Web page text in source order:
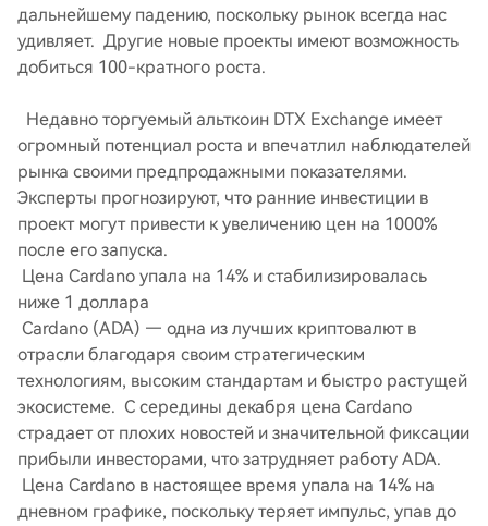
дальнейшему падению, поскольку рынок всегда нас
удивляет. Другие новые проекты имеют возможность
добиться 100-кратного роста.
Недавно торгуемый альткоин DTX Exchange имеет
огромный потенциал роста и впечатлил наблюдателей
рынка своими предпродажными показателями.
Эксперты прогнозируют, что ранние инвестиции в
проект могут привести к увеличению цен на 1000%
после его запуска.
Цена Cardano упала на 14% и стабилизировалась
ниже 1 доллара
Cardano (ADA) — одна из лучших криптовалют в
отрасли благодаря своим стратегическим
технологиям, высоким стандартам и быстро растущей
экосистеме. С середины декабря цена Cardano
страдает от плохих новостей и значительной фиксации
прибыли инвесторами, что затрудняет работу ADA.
Цена Cardano в настоящее время упала на 14% на
дневном графике, поскольку теряет импульс, упав до